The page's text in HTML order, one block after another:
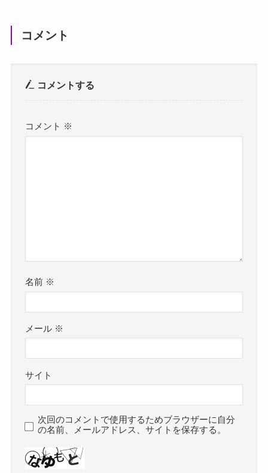
コメント
コメントする
コメント ※
名前 ※
メール ※
サイト
次回のコメントで使用するためブラウザーに自分
の名前、メールアドレス、サイトを保存する。